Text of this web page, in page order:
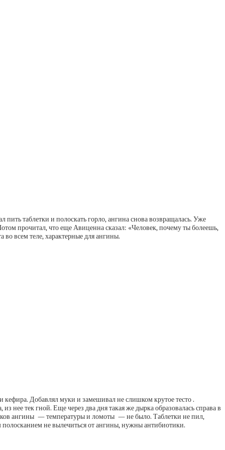
таблетки и полоскать горло, ангина снова возвращалась. Уже
прочитал, что еще Авиценна сказал: «Человек, почему ты болеешь,
во всем теле, характерные для ангины.
кефира. Добавлял муки и замешивал не слишком крутое тесто .
нее тек гной. Еще через два дня такая же дырка образовалась справа в
ангины — температуры и ломоты — не было. Таблетки не пил,
полосканием не вылечиться от ангины, нужны антибиотики.